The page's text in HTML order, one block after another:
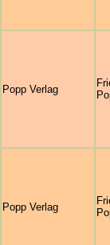
Popp Verlag
Popp Verlag